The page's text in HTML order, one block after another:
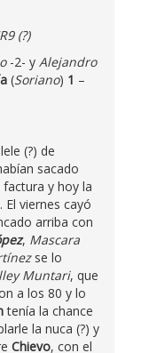
(?)
-2- y Alejandro
(Soriano) 1 –
(?) de
sacado
y hoy la
viernes cayó
arriba con
, Mascara
se lo
Muntari, que
a los 80 y lo
tenía la chance
la nuca (?) y
Chievo, con el